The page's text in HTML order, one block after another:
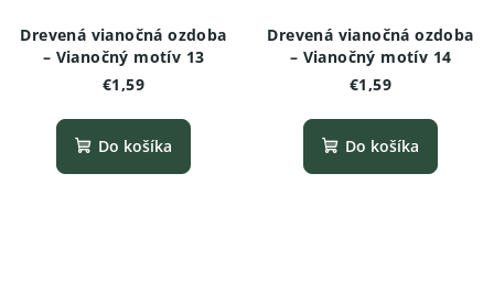
Drevená vianočná ozdoba
– Vianočný motív 13
€1,59
Do košíka
Drevená vianočná ozdoba
– Vianočný motív 14
€1,59
Do košíka